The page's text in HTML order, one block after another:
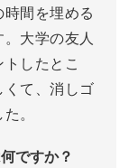
間を埋める
大学の友人
したとこ
て、消しゴ
。
ですか？